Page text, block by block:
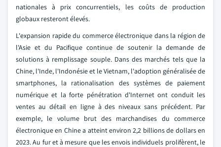
nationales à prix concurrentiels, les coûts de production
globaux resteront élevés.
L'expansion rapide du commerce électronique dans la région de
l'Asie et du Pacifique continue de soutenir la demande de
solutions à remplissage souple. Dans des marchés tels que la
Chine, l'Inde, l'Indonésie et le Vietnam, l'adoption généralisée de
smartphones, la rationalisation des systèmes de paiement
numérique et la forte pénétration d'Internet ont conduit les
ventes au détail en ligne à des niveaux sans précédent. Par
exemple, le volume brut des marchandises du commerce
électronique en Chine a atteint environ 2,2 billions de dollars en
2023. Au fur et à mesure que les envois individuels prolifèrent, le